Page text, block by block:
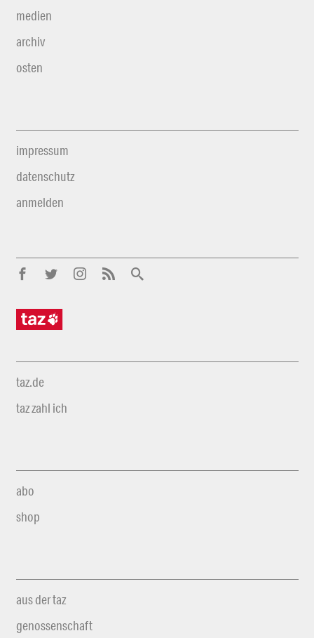
medien
archiv
osten
impressum
datenschutz
anmelden
taz.de
taz zahl ich
abo
shop
aus der taz
genossenschaft